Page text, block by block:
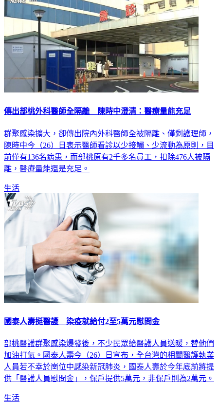
傳出部桃外科醫師全隔離 陳時中澄清：醫療量能充足
群聚感染擴大，卻傳出院內外科醫師全被隔離、僅剩護理師，
陳時中今（26）日表示醫師看診以少接觸、少流動為原則，目
前僅有136名病患，而部桃原有2千多名員工，扣除476人被隔
離，醫療量能還是充足。
生活
國泰人壽挺醫護 染疫就給付2至5萬元慰問金
部桃醫護群聚感染爆發後，不少民眾給醫護人員送暖，替他們
加油打氣。國泰人壽今（26）日宣布，全台灣的相關醫護執業
人員若不幸於崗位中感染新冠肺炎，國泰人壽於今年底前將提
供「醫護人員慰問金」，保戶提供5萬元，非保戶則為2萬元。
生活